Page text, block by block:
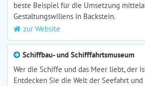
beste Beispiel für die Umsetzung
Gestaltungswillens in Backstein.
zur Website
Schiffbau- und Schifffahrtsmuseum
Wer die Schiffe und das Meer liebt, der
Entdecken Sie die Welt der Seefahrt